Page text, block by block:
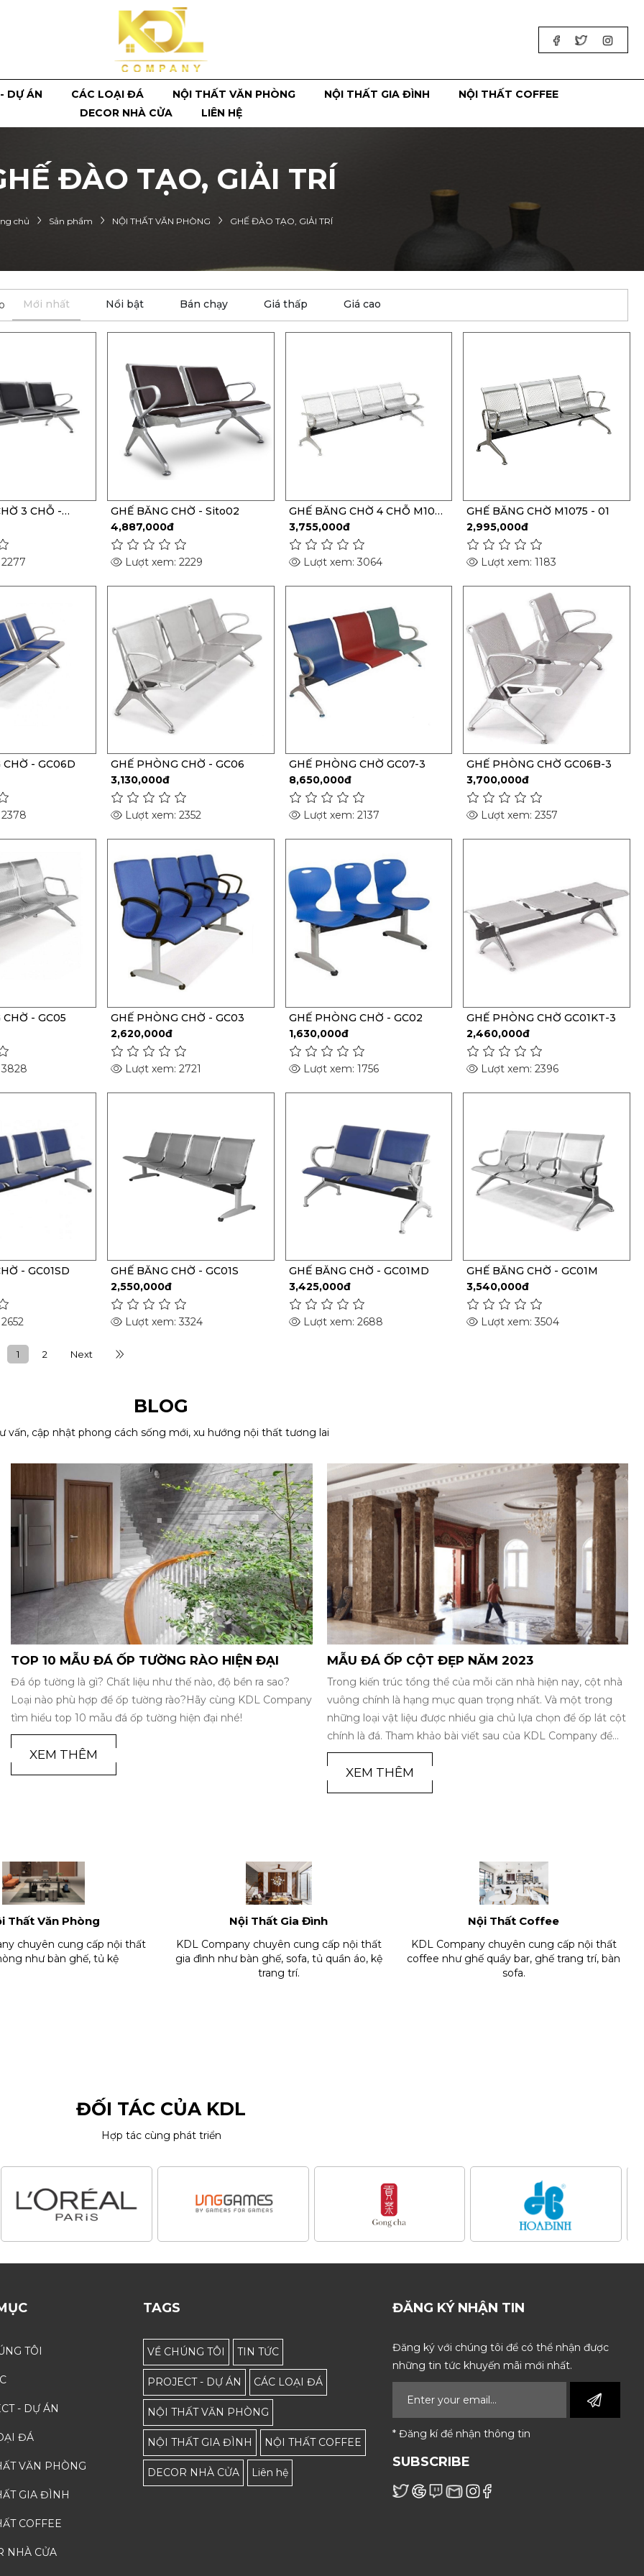
DỰ ÁN CÁC LOẠI ĐÁ NỘI THẤT VĂN PHÒNG NỘI THẤT GIA ĐÌNH
NỘI THẤT COFFEE
DECOR NHÀ CỬA
LIÊN HỆ
ĐÀO TẠO, GIẢI TRÍ
chủ Sản phẩm NỘI THẤT VĂN PHÒNG GHẾ ĐÀO TẠO, GIẢI TRÍ
Mới nhất Nổi bật Bán chạy Giá thấp Giá cao
3 CHỖ -
GHẾ BĂNG CHỜ - Sito02
4,887,000đ
Lượt xem: 2229
GHẾ BĂNG CHỜ 4 CHỖ M1075
- 02
3,755,000đ
Lượt xem: 3064
GHẾ BĂNG CHỜ M1075 - 01
2,995,000đ
Lượt xem: 1183
CHỜ - GC06D
GHẾ PHÒNG CHỜ - GC06
3,130,000đ
Lượt xem: 2352
GHẾ PHÒNG CHỜ GC07-3
8,650,000đ
Lượt xem: 2137
GHẾ PHÒNG CHỜ GC06B-3
3,700,000đ
Lượt xem: 2357
- GC05
GHẾ PHÒNG CHỜ - GC03
2,620,000đ
Lượt xem: 2721
GHẾ PHÒNG CHỜ - GC02
1,630,000đ
Lượt xem: 1756
GHẾ PHÒNG CHỜ GC01KT-3
2,460,000đ
Lượt xem: 2396
- GC01SD
GHẾ BĂNG CHỜ - GC01S
2,550,000đ
Lượt xem: 3324
GHẾ BĂNG CHỜ - GC01MD
3,425,000đ
Lượt xem: 2688
GHẾ BĂNG CHỜ - GC01M
3,540,000đ
Lượt xem: 3504
1 2 Next
BLOG
vấn, cập nhật phong cách sống mới, xu hướng nội thất tương lai
MẪU ĐÁ ỐP CỘT ĐẸP NĂM 2023
Trong kiến trúc tổng thể của mỗi căn nhà hiện nay, cột nhà
vuông chính là hạng mục quan trọng nhất. Và một trong
những loại vật liệu được nhiều gia chủ lựa chọn để ốp lát cột
chính là đá. Tham khảo bài viết sau của KDL Company để
biết một số mẫu cột vuông ốp đá đẹp được ưa chuộng nhất
hiện nay nhé!
XEM THÊM
MẪU ĐÁ CẦU THANG RẺ ĐẸP NĂM 2023
Chọn đá cầu thang phù hợp luôn là vấn đề khó chọn của gia
chủ. Do màu sắc và loại đá trên thị trường rất đa dạng, như
đá Granite, Marble, Đá nhân tạo… Sau đây KDL Company sẽ
phân tích và đánh giá ưu nhược điểm của các mẫu đá và
hình ảnh một số mẫu đá để quý khách tham khảo và đưa ra
quyết định phù hợp cho căn nhà của mình.
XEM THÊM
Thất Văn Phòng
chuyên cung cấp nội thất
như bàn ghế, tủ kệ
Nội Thất Gia Đình
KDL Company chuyên cung cấp nội thất
gia đình như bàn ghế, sofa, tủ quần áo, kệ
trang trí.
Nội Thất Coffee
KDL Company chuyên cung cấp nội thất
coffee như ghế quầy bar, ghế trang trí, bàn
sofa.
ĐỐI TÁC CỦA KDL
Hợp tác cùng phát triển
TÔI
- DỰ ÁN
ĐÁ
VĂN PHÒNG
GIA ĐÌNH
COFFEE
NHÀ CỬA
TAGS
VỀ CHÚNG TÔI TIN TỨC
PROJECT - DỰ ÁN CÁC LOẠI ĐÁ
NỘI THẤT VĂN PHÒNG
NỘI THẤT GIA ĐÌNH NỘI THẤT COFFEE
DECOR NHÀ CỬA Liên hệ
ĐĂNG KÝ NHẬN TIN
Đăng ký với chúng tôi để có thể nhận được
những tin tức khuyến mãi mới nhất.
* Đăng kí để nhận thông tin
SUBSCRIBE